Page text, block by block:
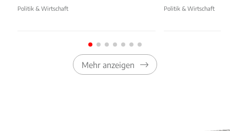
Politik & Wirtschaft Politik & Wirtschaft
Mehr anzeigen